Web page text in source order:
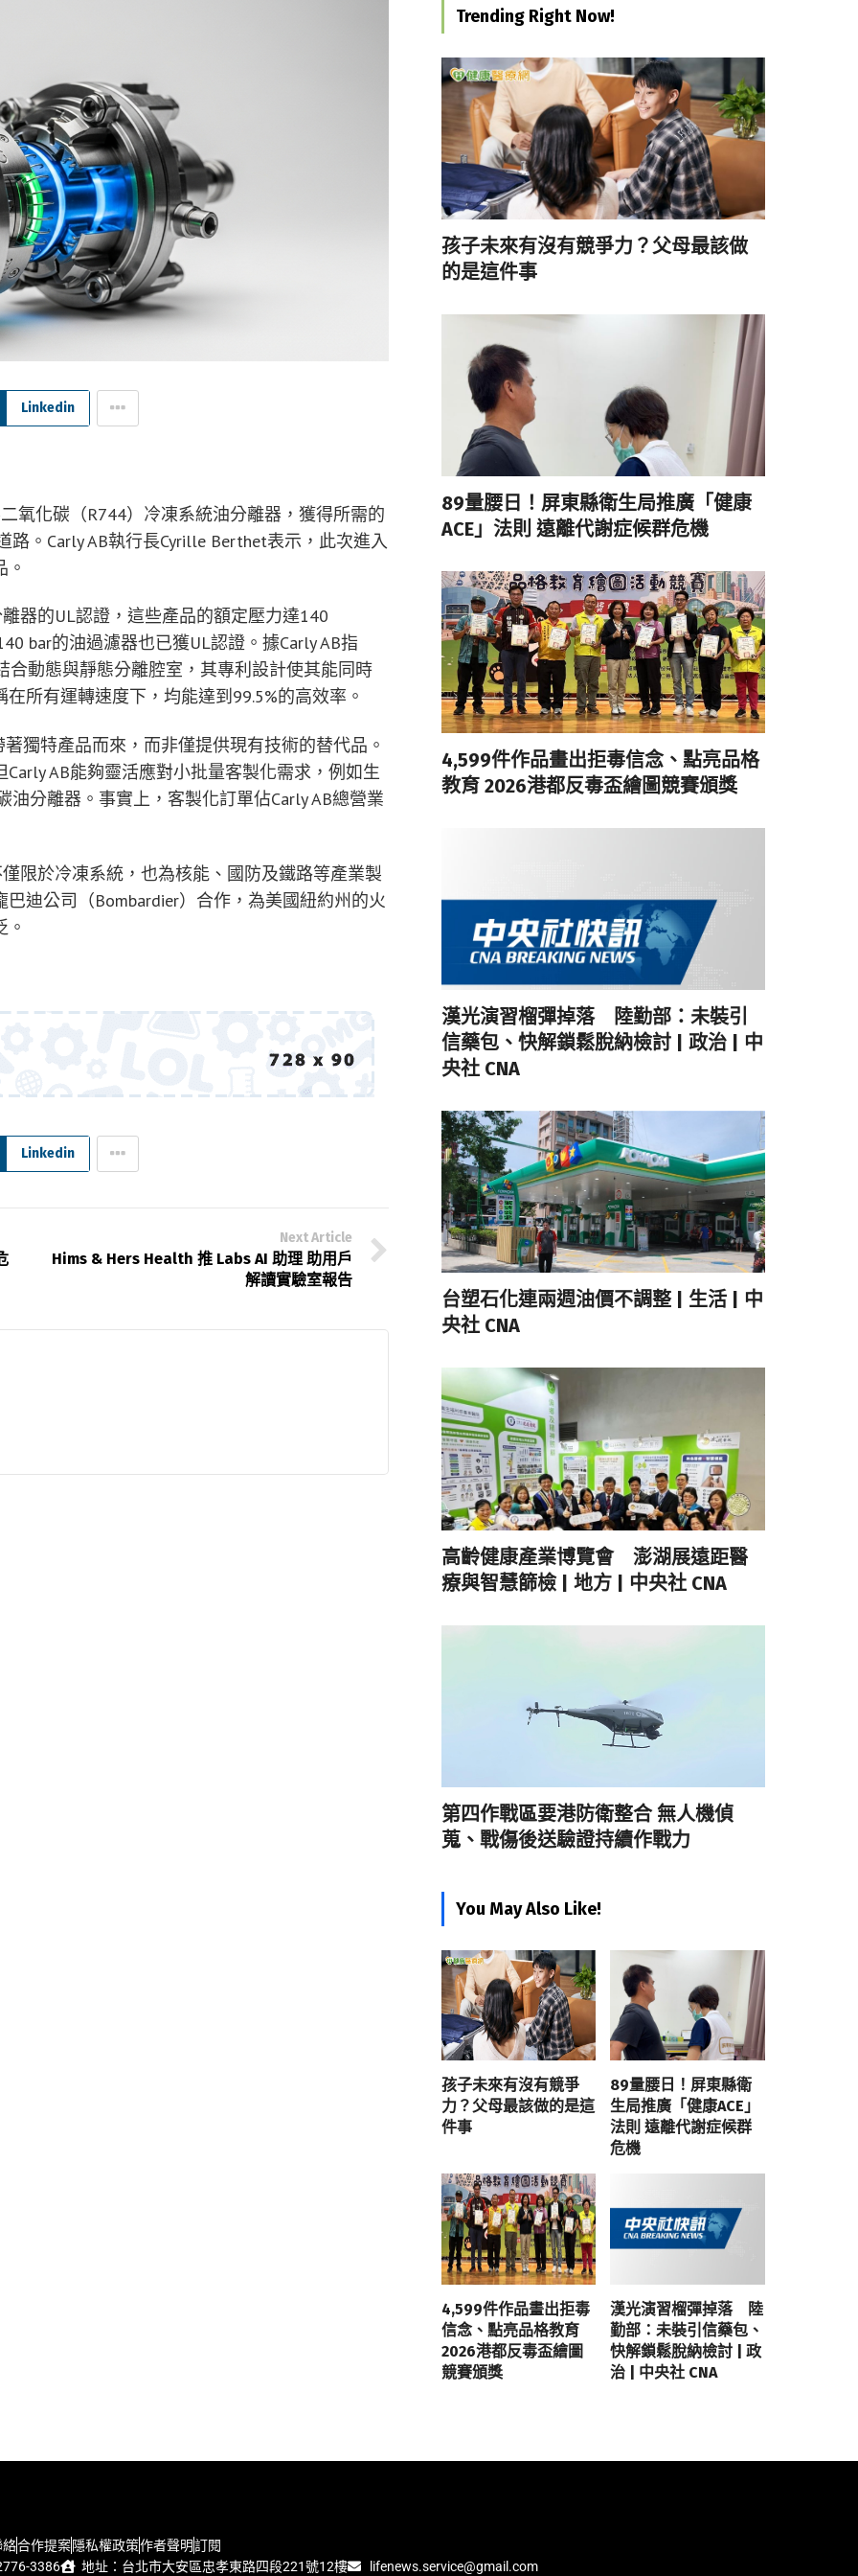
Linkedin
氧化碳（R744）冷凍系統油分離器，獲得所需的
。Carly AB執行長Cyrille Berthet表示，此次進入
器的UL認證，這些產品的額定壓力達140
bar的油過濾器也已獲UL認證。據Carly AB指
合動態與靜態分離腔室，其專利設計使其能同時
所有運轉速度下，均能達到99.5%的高效率。
獨特產品而來，而非僅提供現有技術的替代品。
AB能夠靈活應對小批量客製化需求，例如生
分離器。事實上，客製化訂單佔Carly AB總營業
限於冷凍系統，也為核能、國防及鐵路等產業製
迪公司（Bombardier）合作，為美國紐約州的火
Linkedin
Next Article
Hims & Hers Health 推 Labs AI 助理 助用戶
解讀實驗室報告
Trending Right Now!
孩子未來有沒有競爭力？父母最該做
的是這件事
89量腰日！屏東縣衛生局推廣「健康
ACE」法則 遠離代謝症候群危機
4,599件作品畫出拒毒信念、點亮品格
教育 2026港都反毒盃繪圖競賽頒獎
漢光演習榴彈掉落 陸勤部：未裝引
信藥包、快解鎖鬆脫納檢討 | 政治 | 中
央社 CNA
台塑石化連兩週油價不調整 | 生活 | 中
央社 CNA
高齡健康產業博覽會 澎湖展遠距醫
療與智慧篩檢 | 地方 | 中央社 CNA
第四作戰區要港防衛整合 無人機偵
蒐、戰傷後送驗證持續作戰力
You May Also Like!
孩子未來有沒有競爭
力？父母最該做的是這
件事
89量腰日！屏東縣衛
生局推廣「健康ACE」
法則 遠離代謝症候群
危機
4,599件作品畫出拒毒
信念、點亮品格教育
2026港都反毒盃繪圖
競賽頒獎
漢光演習榴彈掉落 陸
勤部：未裝引信藥包、
快解鎖鬆脫納檢討 | 政
治 | 中央社 CNA
絡合作提案隱私權政策作者聲明訂閱
3386
地址：台北市大安區忠孝東路四段221號12樓 lifenews.service@gmail.com